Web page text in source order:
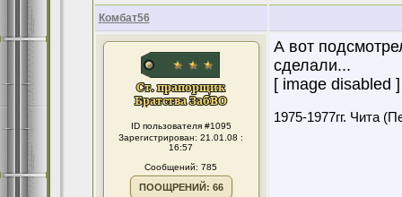
Комбат56
ID пользователя #1095
Зарегистрирован: 21.01.08 :
16:57
Сообщений: 785
ПООЩРЕНИЙ: 66
А вот
сделали...
[ image disabled
1975-1977гг. Чита